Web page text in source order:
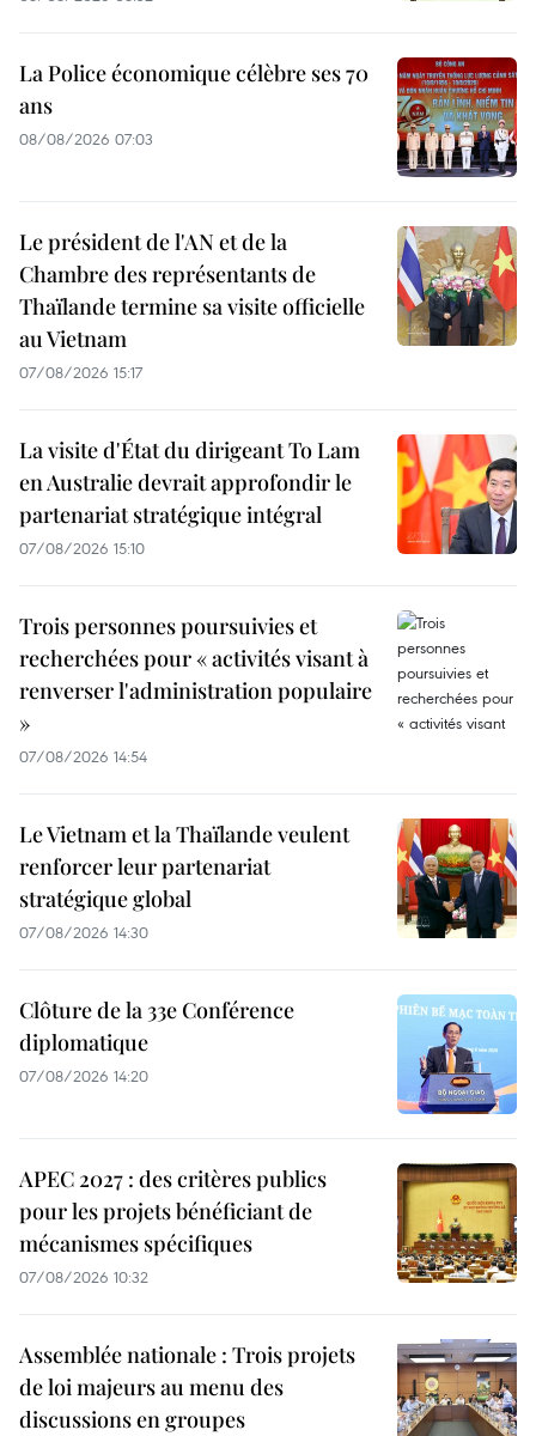
La Police économique célèbre ses 70
ans
08/08/2026 07:03
Le président de l'AN et de la
Chambre des représentants de
Thaïlande termine sa visite officielle
au Vietnam
07/08/2026 15:17
La visite d'État du dirigeant To Lam
en Australie devrait approfondir le
partenariat stratégique intégral
07/08/2026 15:10
Trois personnes poursuivies et
recherchées pour « activités visant à
renverser l'administration populaire
»
07/08/2026 14:54
Le Vietnam et la Thaïlande veulent
renforcer leur partenariat
stratégique global
07/08/2026 14:30
Clôture de la 33e Conférence
diplomatique
07/08/2026 14:20
APEC 2027 : des critères publics
pour les projets bénéficiant de
mécanismes spécifiques
07/08/2026 10:32
Assemblée nationale : Trois projets
de loi majeurs au menu des
discussions en groupes